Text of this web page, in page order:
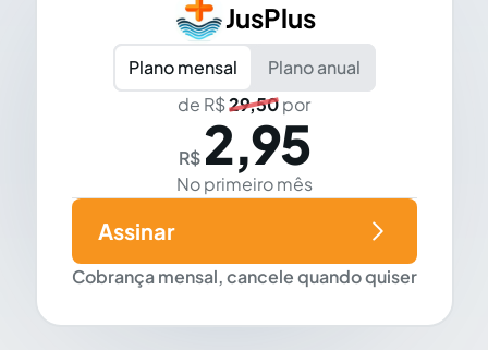
JusPlus
Plano mensal
Plano anual
de R$29,50por
R$ 2,95
No primeiro mês
Cobrança mensal, cancele quando quiser
Assinar